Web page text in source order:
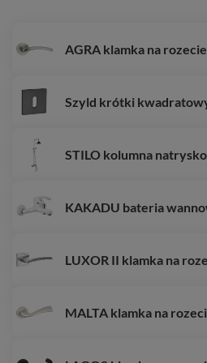
AGRA klamka na rozecie
Szyld krótki
STILO kolumna
KAKADU bateria
LUXOR II klamka na
MALTA klamka na